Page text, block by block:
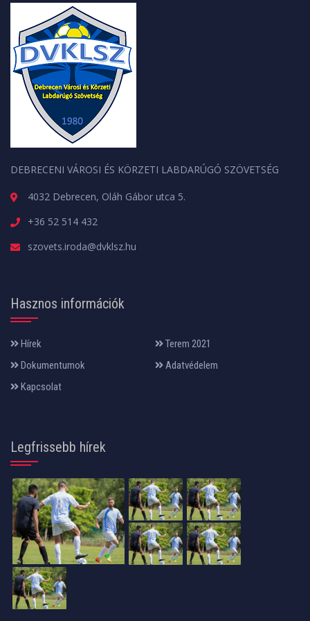
DEBRECENI VÁROSI ÉS KÖRZETI LABDARÚGÓ SZÖVETSÉG
4032 Debrecen, Oláh Gábor utca 5.
+36 52 514 432
szovets.iroda@dvklsz.hu
Hasznos információk
Hírek
Terem 2021
Dokumentumok
Adatvédelem
Kapcsolat
Legfrissebb hírek